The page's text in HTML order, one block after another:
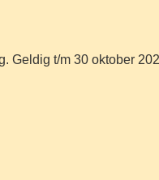
Geldig t/m 30 oktober